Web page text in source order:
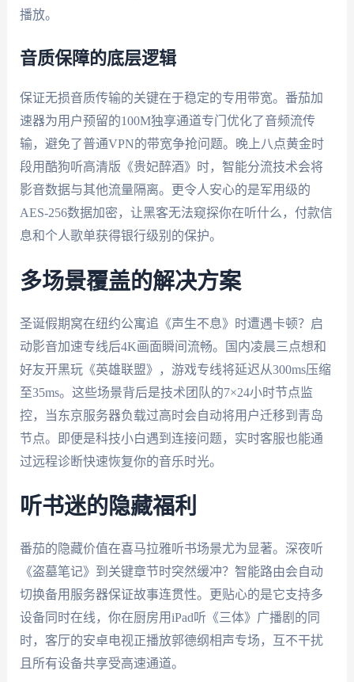
播放。
音质保障的底层逻辑
保证无损音质传输的关键在于稳定的专用带宽。番茄加
速器为用户预留的100M独享通道专门优化了音频流传
输，避免了普通VPN的带宽争抢问题。晚上八点黄金时
段用酷狗听高清版《贵妃醉酒》时，智能分流技术会将
影音数据与其他流量隔离。更令人安心的是军用级的
AES-256数据加密，让黑客无法窥探你在听什么，付款信
息和个人歌单获得银行级别的保护。
多场景覆盖的解决方案
圣诞假期窝在纽约公寓追《声生不息》时遭遇卡顿？启
动影音加速专线后4K画面瞬间流畅。国内凌晨三点想和
好友开黑玩《英雄联盟》，游戏专线将延迟从300ms压缩
至35ms。这些场景背后是技术团队的7×24小时节点监
控，当东京服务器负载过高时会自动将用户迁移到青岛
节点。即便是科技小白遇到连接问题，实时客服也能通
过远程诊断快速恢复你的音乐时光。
听书迷的隐藏福利
番茄的隐藏价值在喜马拉雅听书场景尤为显著。深夜听
《盗墓笔记》到关键章节时突然缓冲？智能路由会自动
切换备用服务器保证故事连贯性。更贴心的是它支持多
设备同时在线，你在厨房用iPad听《三体》广播剧的同
时，客厅的安卓电视正播放郭德纲相声专场，互不干扰
且所有设备共享受高速通道。